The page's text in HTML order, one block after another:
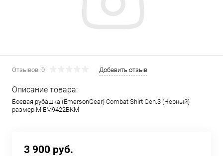
Отзывов: 0 Добавить отзыв
Описание товара:
Боевая рубашка (EmersonGear) Combat Shirt Gen.3 (Черный)
размер M EM9422BKM
3 900 руб.